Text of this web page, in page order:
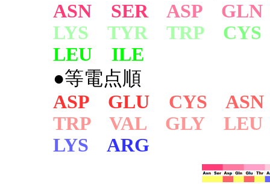
ASN SER
ASP GLN
LYS TYR TRP
LEU ILE
●等電点順
ASP GLU
CYS
TRP VAL GLY LEU
LYS
ARG